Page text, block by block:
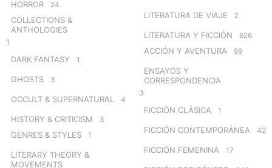
HORROR 24
COLLECTIONS &
ANTHOLOGIES
1
DARK FANTASY 1
GHOSTS 3
OCCULT & SUPERNATURAL 4
HISTORY & CRITICISM 3
GENRES & STYLES 1
LITERARY THEORY &
MOVEMENTS
LITERATURA DE VIAJE 2
LITERATURA Y FICCIÓN 626
ACCIÓN Y AVENTURA 89
ENSAYOS Y
CORRESPONDENCIA
3
FICCIÓN CLÁSICA 1
FICCIÓN CONTEMPORÁNEA 42
FICCIÓN FEMENINA 17